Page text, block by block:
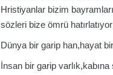
Hristiyanlar bizim
sözleri bize ömrü
Dünya bir garip han,hayat
İnsan bir garip varlık,kabına